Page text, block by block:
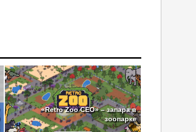
«Retro Zoo CEO» – запара в
зоопарке